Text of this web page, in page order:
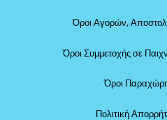
Όροι Αγορών,
Όροι Συμμετοχής σε
Όροι
Πολιτική